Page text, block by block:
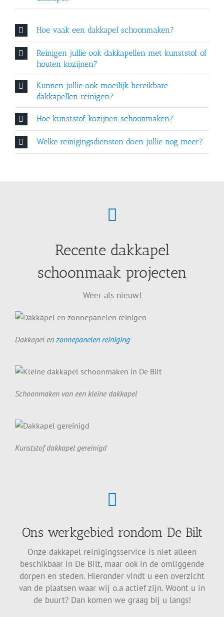
Hoe vaak een dakkapel schoonmaken?
Reinigen jullie ook dakkapellen met kunststof of
houten kozijnen?
Kunnen jullie ook moeilijk bereikbare
dakkapellen reinigen?
Hoe kunststof kozijnen schoonmaken?
Welke reinigingsdiensten doen jullie nog meer?
Recente dakkapel
schoonmaak projecten
Weer als nieuw!
Dakkapel en zonnepanelen reiniging
Schoonmaken van een kleine dakkapel
Kunststof dakkapel gereinigd
Ons werkgebied rondom De Bilt
Onze dakkapel reinigingsservice is niet alleen
beschikbaar in De Bilt, maar ook in de omliggende
dorpen en steden. Hieronder vindt u een overzicht
van de plaatsen waar wij o.a actief zijn. Woont u in
de buurt? Dan komen we graag bij u langs!